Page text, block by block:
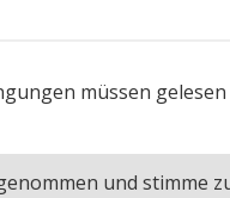
müssen
und stimme